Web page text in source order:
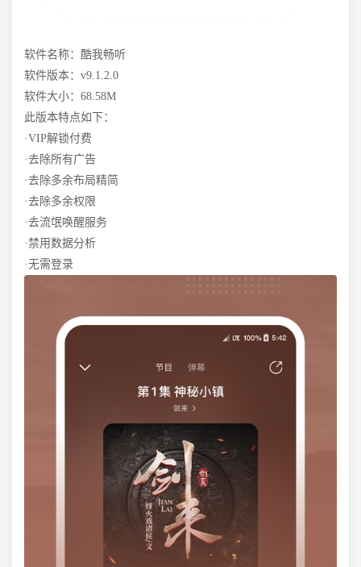
软件名称：酷我畅听
软件版本：v9.1.2.0
软件大小：68.58M
此版本特点如下：
·VIP解锁付费
·去除所有广告
·去除多余布局精简
·去除多余权限
·去流氓唤醒服务
·禁用数据分析
·无需登录